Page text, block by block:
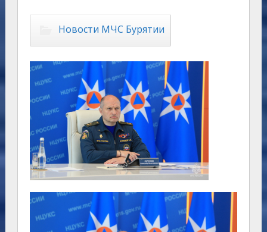
Новости МЧС Бурятии